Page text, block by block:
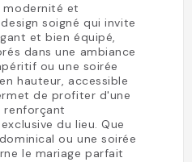
modernité et
soigné qui invite
et bien équipé,
dans une ambiance
ou une soirée
hauteur, accessible
de profiter d'une
renforçant
du lieu. Que
ou une soirée
le mariage parfait